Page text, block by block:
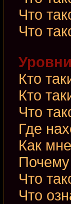
Что
Что
Кто
Кто
Что
Где
Как
Что
Что